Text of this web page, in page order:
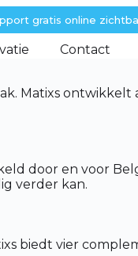
gratis online
Contact
Matixs ontwikkelt
door en voor
verder kan.
biedt vier